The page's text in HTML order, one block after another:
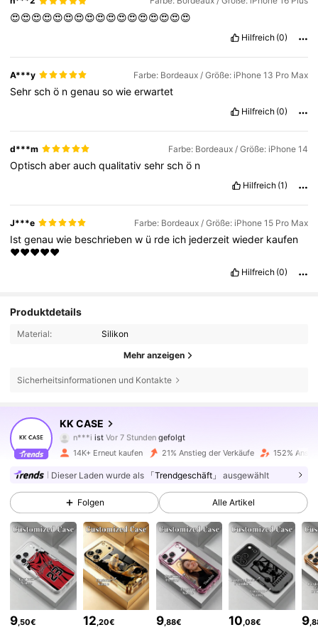
😍😍😍😍😍😍😍😍😍😍😍😍😍😍😍😍😍
Hilfreich (0)
A***y Farbe: Bordeaux / Größe: iPhone 13 Pro Max
Sehrschö ngenausowieerwartet
Hilfreich (0)
d***m Farbe: Bordeaux / Größe: iPhone 14
Optischaberauchqualitativsehrschö n
Hilfreich (1)
J***e Farbe: Bordeaux / Größe: iPhone 15 Pro Max
Istgenauwie beschriebenw ü rde ich jederzeitwieder kaufen
❤️❤️❤️❤️❤️
Hilfreich (0)
Produktdetails
Material: Silikon
Mehr anzeigen
Sicherheitsinformationen und Kontakte
KK CASE
n***iist Vor 7 Stunden
t***9 ist am Durchsuchen
4,81
5.6K Follower
4,81
4,81 5.6K Follower
4,81 5.6K Follower
14K+ Erneut kaufen 21% Anstieg der Verkäufe 152%
Dieser Laden wurde als 「Trendgeschäft」 ausgewählt
Folgen Alle Artikel
9 ,50€ 12 ,20€ 9,88€ 10 ,08€ 9